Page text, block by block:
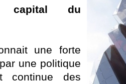
capital du
une forte
une politique
continue des